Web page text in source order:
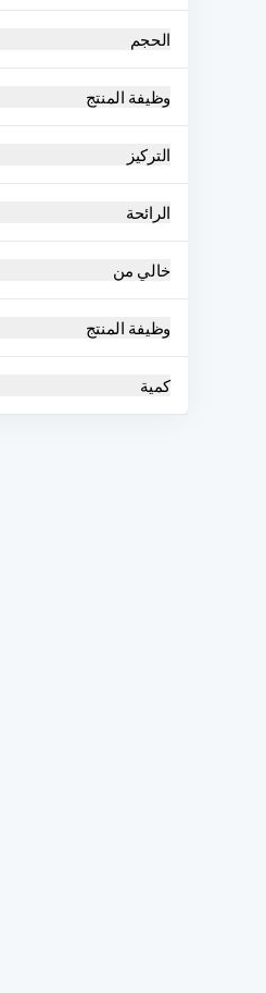
الحجم
وظيفة المنتج
التركيز
الرائحة
خالي من
وظيفة المنتج
كمية